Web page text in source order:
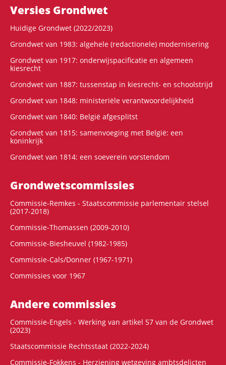
Versies Grondwet
Huidige Grondwet (2022/2023)
Grondwet van 1983: algehele (redactionele) modernisering
Grondwet van 1917: onderwijspacificatie en algemeen
kiesrecht
Grondwet van 1887: tussenstap in kiesrecht- en schoolstrijd
Grondwet van 1848: ministeriële verantwoordelijkheid
Grondwet van 1840: België afgesplitst
Grondwet van 1815: samenvoeging met België: een
koninkrijk
Grondwet van 1814: een soeverein vorstendom
Grondwets­commissies
Commissie-Remkes - Staatscommissie parlementair stelsel
(2017-2018)
Commissie-Thomassen (2009-2010)
Commissie-Biesheuvel (1982-1985)
Commissie-Cals/Donner (1967-1971)
Commissies voor 1967
Andere commissies
Commissie-Engels - Werking van artikel 57 van de Grondwet
(2023)
Staatscommissie Rechtsstaat (2022-2024)
Commissie-Fokkens - Herziening wetgeving ambtsdelicten